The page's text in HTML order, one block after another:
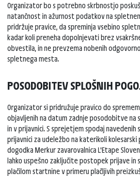
Organizator bo s potrebno skrbnostjo
natančnost in ažurnost podatkov na
pridržuje pravice, da spreminja vsebino
kadar koli preneha dopolnjevati brez
obvestila, in ne prevzema nobenih
spletnega mesta.
POSODOBITEV SPLOŠNIH
Organizator si pridružuje pravico do
objavljenih na datum zadnje posodobitve
in v prijavnici. S sprejetjem spodaj navedenih
prijavnici za udeležbo na katerikoli kolesarski
dogodka Merkur zavarovalnica L'Etape
lahko uspešno zaključite postopek prijave in
plačilom startnine v primeru plačljivih